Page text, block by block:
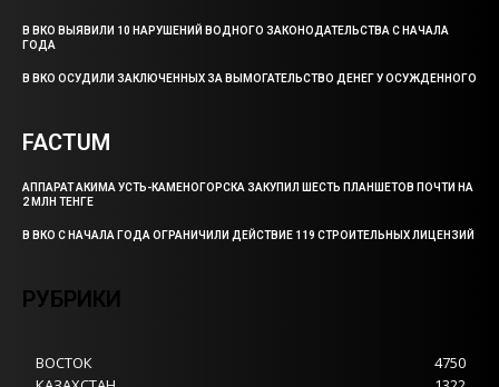
В ВКО ВЫЯВИЛИ 10 НАРУШЕНИЙ ВОДНОГО ЗАКОНОДАТЕЛЬСТВА С НАЧАЛА
ГОДА
В ВКО ОСУДИЛИ ЗАКЛЮЧЕННЫХ ЗА ВЫМОГАТЕЛЬСТВО ДЕНЕГ У ОСУЖДЕННОГО
FACTUM
АППАРАТ АКИМА УСТЬ-КАМЕНОГОРСКА ЗАКУПИЛ ШЕСТЬ ПЛАНШЕТОВ ПОЧТИ НА
2 МЛН ТЕНГЕ
В ВКО С НАЧАЛА ГОДА ОГРАНИЧИЛИ ДЕЙСТВИЕ 119 СТРОИТЕЛЬНЫХ ЛИЦЕНЗИЙ
РУБРИКИ
ВОСТОК
4750